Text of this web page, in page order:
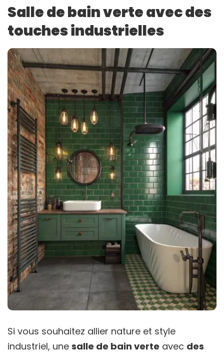
Salle de bain verte avec des
touches industrielles
Si vous souhaitez allier nature et style
industriel, une salle de bain verte avec des